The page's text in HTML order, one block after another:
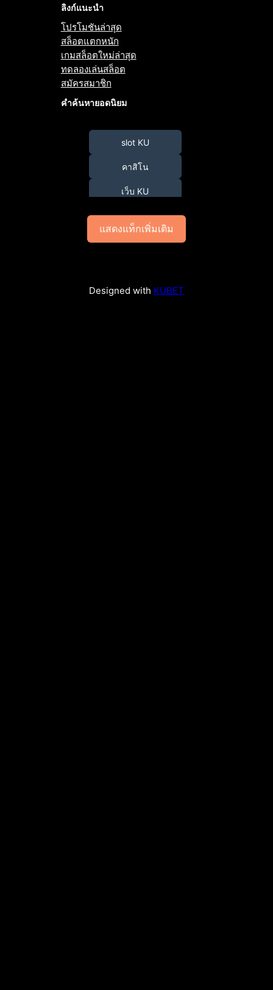
ลิงก์แนะนำ
โปรโมชันล่าสุด
สล็อตแตกหนัก
เกมสล็อตใหม่ล่าสุด
ทดลองเล่นสล็อต
สมัครสมาชิก
คำค้นหายอดนิยม
slot KU
คาสิโน
เว็บ KU
แสดงแท็กเพิ่มเติม
Designed with KUBET